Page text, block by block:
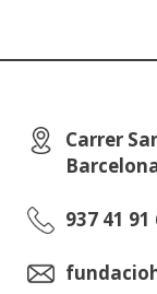
Carrer
937 41 91